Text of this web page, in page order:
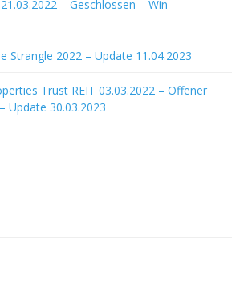
– Geschlossen – Win –
Strangle 2022 – Update 11.04.2023
Trust REIT 03.03.2022 – Offener
Update 30.03.2023